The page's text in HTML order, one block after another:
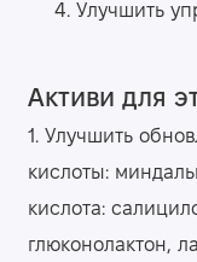
Улучшить
Активи для
1. Улучшить
кислоты:
кислота:
глюконолактон,